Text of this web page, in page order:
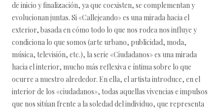
de inicio y finalización, ya que coexisten, se complementan y
evolucionan juntas. Si «Callejeando» es una mirada hacia el
exterior, basada en cómo todo lo que nos rodea nos influye y
condiciona lo que somos (arte urbano, publicidad, moda,
música, televisión, etc.), la serie «Ciudadanos» es una mirada
hacia el interior, mucho más reflexiva e íntima sobre lo que
ocurre a nuestro alrededor. En ella, el artista introduce, en el
interior de los «ciudadanos», todas aquellas vivencias e impulsos
que nos sitúan frente a la soledad del individuo, que representa